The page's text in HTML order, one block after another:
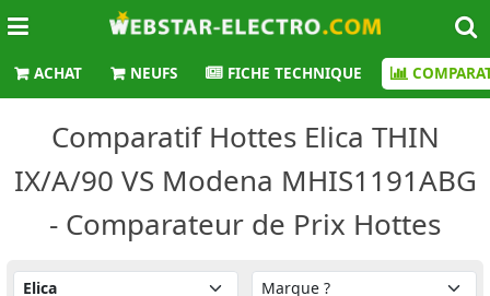
ACHAT NEUFS FICHE TECHNIQUE
Comparatif Hottes Elica THIN
IX/A/90 VS Modena MHIS1191ABG
- Comparateur de Prix Hottes